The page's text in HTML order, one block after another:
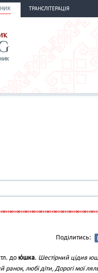
ТРАНСЛІТЕРАЦІЯ
Поділитись:
до ю́шка. Шестірний цідив
ранок, любі діти, Дорогі мої